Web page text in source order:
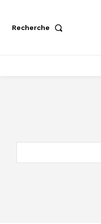
Recherche